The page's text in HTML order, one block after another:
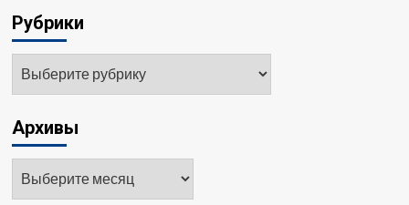
Рубрики
Архивы